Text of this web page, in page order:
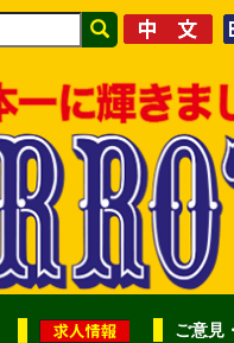
ご意見